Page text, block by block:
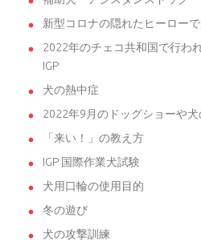
新型コロナの隠れたヒーロー
2022年のチェコ共和国で行わ
IGP
犬の熱中症
2022年9月のドッグショーや
「来い！」の教え方
IGP 国際作業犬試験
犬用口輪の使用目的
冬の遊び
犬の攻撃訓練